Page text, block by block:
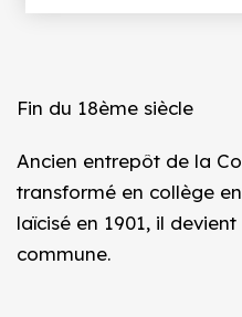
Fin du 18ème siècle
Ancien entrepôt de la
transformé en collège
laïcisé en 1901, il
commune.